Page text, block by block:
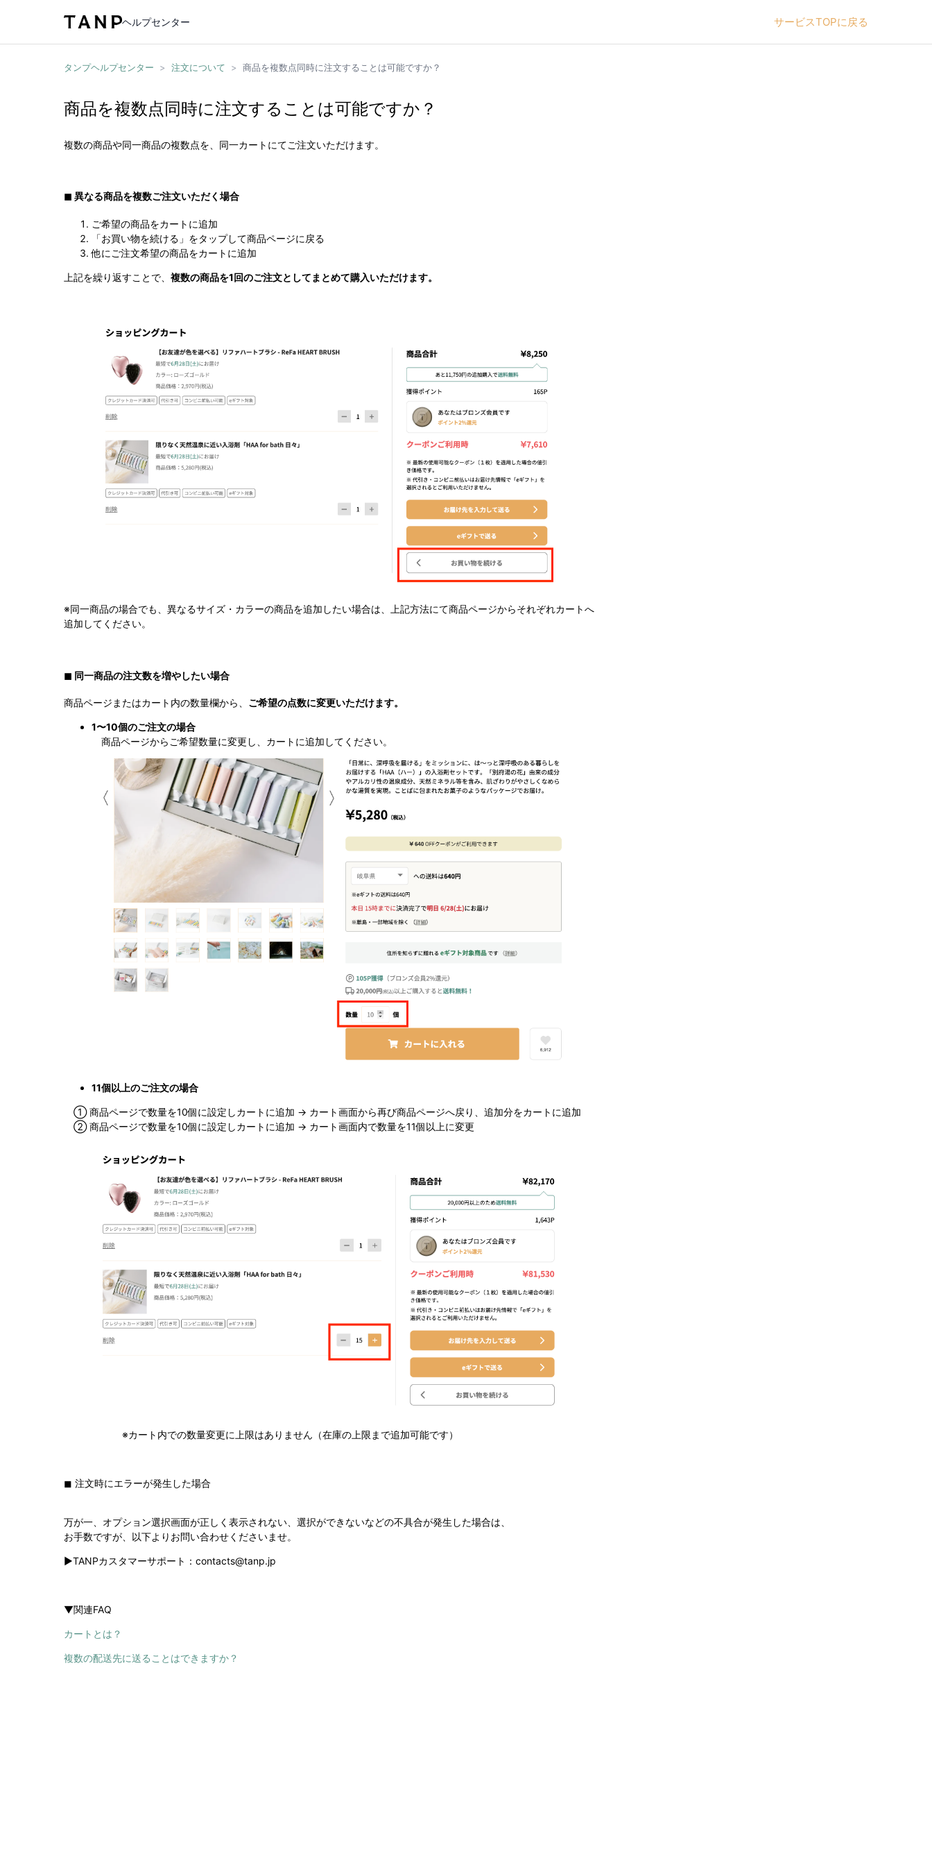
ヘルプセンター サービスTOPに戻る
タンプヘルプセンター > 注文について > 商品を複数点同時に注文することは可能ですか？
商品を複数点同時に注文することは可能ですか？
複数の商品や同一商品の複数点を、同一カートにてご注文いただけます。
◼︎ 異なる商品を複数ご注文いただく場合
ご希望の商品をカートに追加
「お買い物を続ける」をタップして商品ページに戻る
他にご注文希望の商品をカートに追加
上記を繰り返すことで、 複数の商品を1回のご注文としてまとめて購入いただけます。
※同一商品の場合でも、異なるサイズ・カラーの商品を追加したい場合は、上記方法にて商品ページからそれぞれカートへ
追加してください。
◼︎ 同一商品の注文数を増やしたい場合
商品ページまたはカート内の数量欄から、 ご希望の点数に変更いただけます。
1〜10個のご注文の場合
商品ページからご希望数量に変更し、カートに追加してください。
11個以上のご注文の場合
① 商品ページで数量を10個に設定しカートに追加 → カート画面から再び商品ページへ戻り、追加分をカートに追加
② 商品ページで数量を10個に設定しカートに追加 → カート画面内で数量を11個以上に変更
※カート内での数量変更に上限はありません（在庫の上限まで追加可能です）
◼︎ 注文時にエラーが発生した場合
万が一、オプション選択画面が正しく表示されない、選択ができないなどの不具合が発生した場合は、
お手数ですが、以下よりお問い合わせくださいませ。
▶︎TANPカスタマーサポート：contacts@tanp.jp
▼関連FAQ
カートとは？
複数の配送先に送ることはできますか？